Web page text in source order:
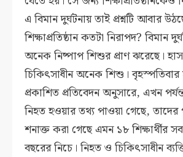
এ বিমান দুর্ঘটনায় তাই প্রশ্নটি আবার
শিক্ষাপ্রতিষ্ঠান কতটা নিরাপদ? বিমান
অনেক নিষ্পাপ শিশুর প্রাণ ঝরেছে।
চিকিৎসাধীন অনেক শিশু।
প্রকাশিত প্রতিবেদন অনুসারে, এখন
নিহত হওয়ার তথ্য পাওয়া গেছে,
শনাক্ত করা গেছে এমন ১৮ শিক্ষার্থীর
বছরের নিচে। নিহত ও চিকিৎসাধীন